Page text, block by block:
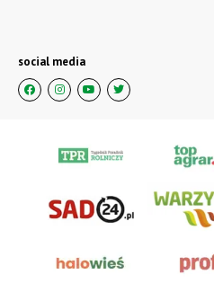
social media